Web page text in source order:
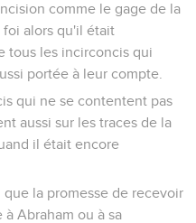
comme le gage de la
alors qu'il était
tous les incirconcis qui
portée à leur compte.
qui ne se contentent pas
aussi sur les traces de la
il était encore
la promesse de recevoir
Abraham ou à sa